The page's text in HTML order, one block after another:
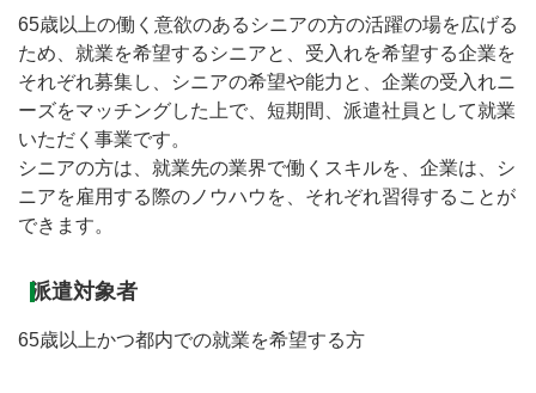
65歳以上の働く意欲のあるシニアの方の活躍の場を広げる
ため、就業を希望するシニアと、受入れを希望する企業を
それぞれ募集し、シニアの希望や能力と、企業の受入れニ
ーズをマッチングした上で、短期間、派遣社員として就業
いただく事業です。
シニアの方は、就業先の業界で働くスキルを、企業は、シ
ニアを雇用する際のノウハウを、それぞれ習得することが
できます。
派遣対象者
65歳以上かつ都内での就業を希望する方